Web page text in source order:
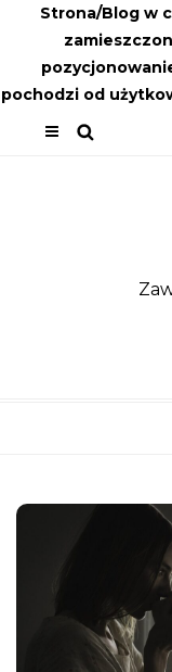
Strona/Blog w
pochodzi od